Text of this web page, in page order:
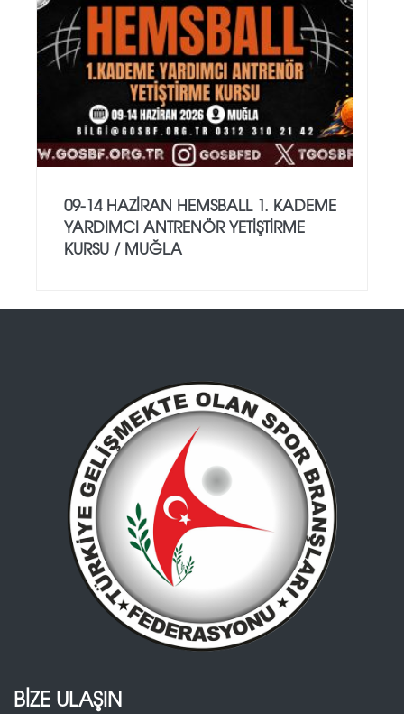
09-14 HAZİRAN HEMSBALL 1. KADEME
YARDIMCI ANTRENÖR YETİŞTİRME
KURSU / MUĞLA
BİZE ULAŞIN